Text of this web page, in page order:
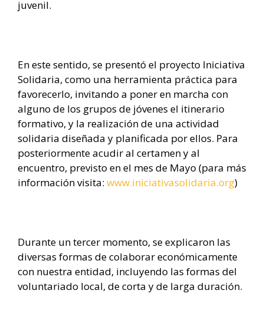
juvenil.
En este sentido, se presentó el proyecto Iniciativa
Solidaria, como una herramienta práctica para
favorecerlo, invitando a poner en marcha con
alguno de los grupos de jóvenes el itinerario
formativo, y la realización de una actividad
solidaria diseñada y planificada por ellos. Para
posteriormente acudir al certamen y al
encuentro, previsto en el mes de Mayo (para más
información visita: www.iniciativasolidaria.org)
Durante un tercer momento, se explicaron las
diversas formas de colaborar económicamente
con nuestra entidad, incluyendo las formas del
voluntariado local, de corta y de larga duración.